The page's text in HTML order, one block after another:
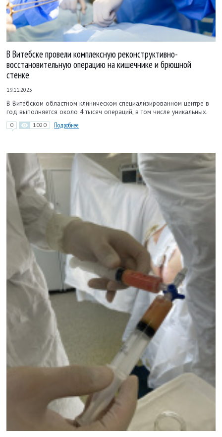
В Витебске провели комплексную реконструктивно-
восстановительную операцию на кишечнике и брюшной
стенке
19.11.2025
В Витебском областном клиническом специализированном центре в
год выполняется около 4 тысяч операций, в том числе уникальных.
0 1020 Подробнее